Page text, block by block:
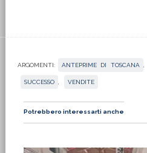
ARGOMENTI: ANTEPRIME DI TOSCANA
SUCCESSO VENDITE
Potrebbero interessarti anche